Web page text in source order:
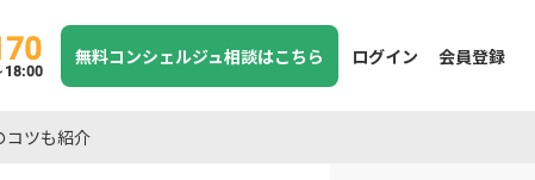
18:00
無料コンシェルジュ相談はこちら ログイン 会員登録
コツも紹介